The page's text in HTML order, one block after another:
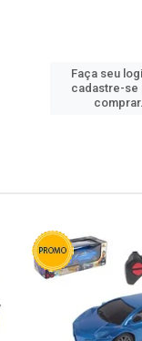
Faça seu
cadastre-se
comprar.